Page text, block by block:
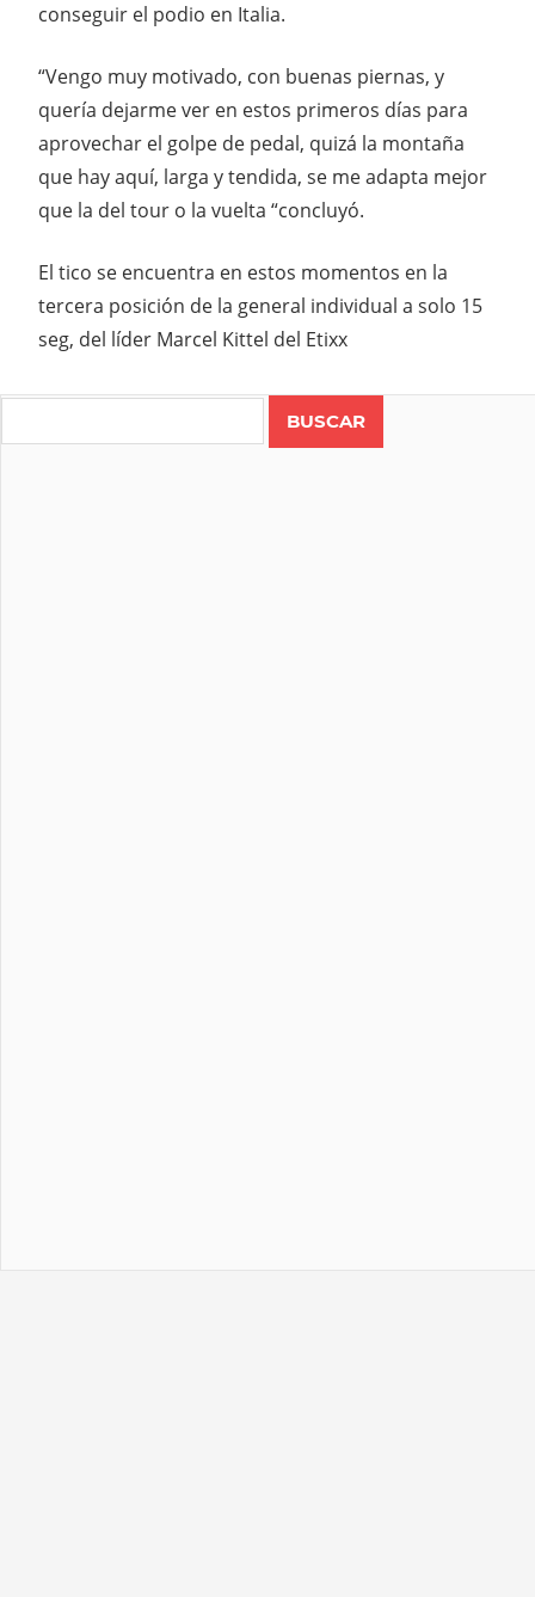
conseguir el podio en Italia.
“Vengo muy motivado, con buenas piernas, y
quería dejarme ver en estos primeros días para
aprovechar el golpe de pedal, quizá la montaña
que hay aquí, larga y tendida, se me adapta mejor
que la del tour o la vuelta “concluyó.
El tico se encuentra en estos momentos en la
tercera posición de la general individual a solo 15
seg, del líder Marcel Kittel del Etixx